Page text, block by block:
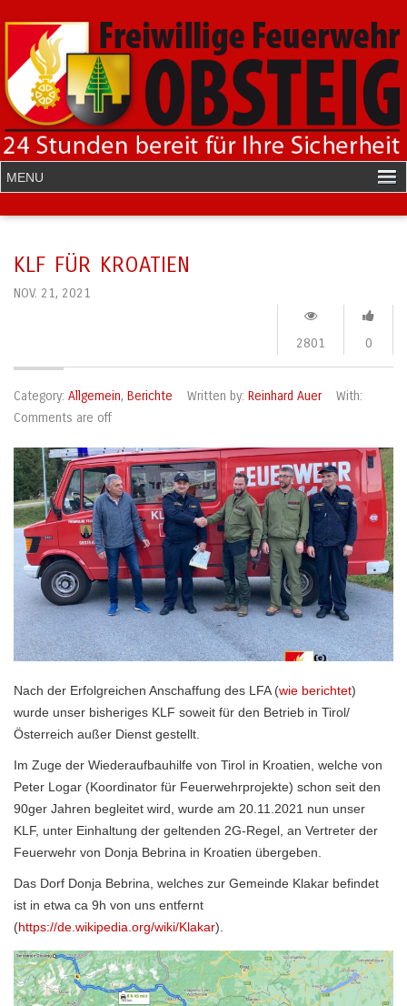
KLF FÜR KROATIEN
NOV. 21, 2021
0
2801
Category: Allgemein, Berichte Written by: Reinhard Auer
With:
Comments are off
Nach der Erfolgreichen Anschaffung des LFA (wie berichtet)
wurde unser bisheriges KLF soweit für den Betrieb in Tirol/
Österreich außer Dienst gestellt.
Im Zuge der Wiederaufbauhilfe von Tirol in Kroatien, welche von
Peter Logar (Koordinator für Feuerwehrprojekte) schon seit den
90ger Jahren begleitet wird, wurde am 20.11.2021 nun unser
KLF, unter Einhaltung der geltenden 2G-Regel, an Vertreter der
Feuerwehr von Donja Bebrina in Kroatien übergeben.
Das Dorf Donja Bebrina, welches zur Gemeinde Klakar befindet
ist in etwa ca 9h von uns entfernt
(https://de.wikipedia.org/wiki/Klakar).